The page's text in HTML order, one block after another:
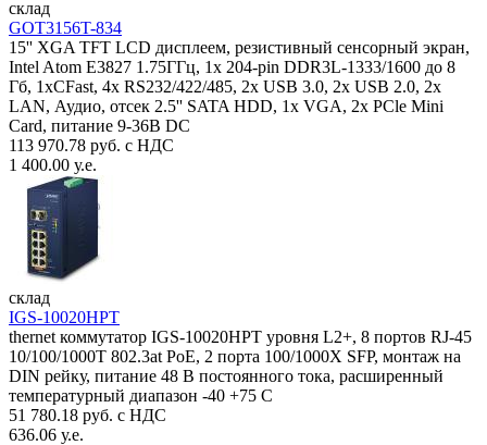
склад
GOT3156T-834
15'' XGA TFT LCD дисплеем, резистивный сенсорный экран,
Intel Atom E3827 1.75ГГц, 1x 204-pin DDR3L-1333/1600 до 8
Гб, 1xCFast, 4x RS232/422/485, 2x USB 3.0, 2x USB 2.0, 2x
LAN, Аудио, отсек 2.5'' SATA HDD, 1x VGA, 2x PCle Mini
Card, питание 9-36В DC
113 970.78 руб. с НДС
1 400.00 у.е.
склад
IGS-10020HPT
thernet коммутатор IGS-10020HPT уровня L2+, 8 портов RJ-45
10/100/1000T 802.3at PoE, 2 порта 100/1000X SFP, монтаж на
DIN рейку, питание 48 В постоянного тока, расширенный
температурный диапазон -40 +75 С
51 780.18 руб. с НДС
636.06 у.е.